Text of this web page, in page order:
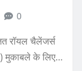
0
रॉयल चैलेंजर्स
मुकाबले के लिए…